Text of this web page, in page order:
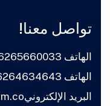
تواصل معنا!
الهاتف 96265660033+
الهاتف 96264634643+
البريد الإلكترونيinfo@aslawfirm.co